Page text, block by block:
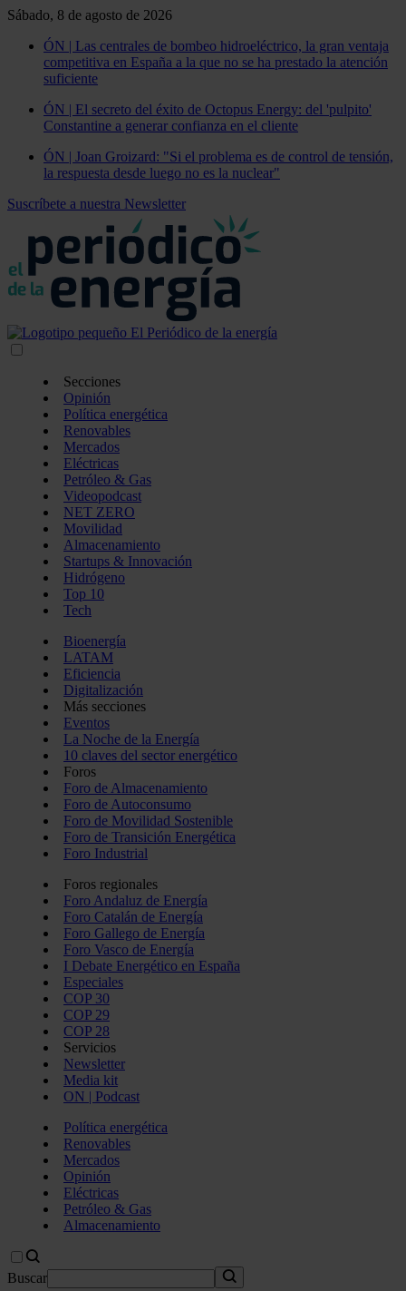
Sábado, 8 de agosto de 2026
ÓN | Las centrales de bombeo hidroeléctrico, la gran ventaja
competitiva en España a la que no se ha prestado la atención
suficiente
ÓN | El secreto del éxito de Octopus Energy: del 'pulpito'
Constantine a generar confianza en el cliente
ÓN | Joan Groizard: "Si el problema es de control de tensión,
la respuesta desde luego no es la nuclear"
Suscríbete a nuestra Newsletter
Secciones
Opinión
Política energética
Renovables
Mercados
Eléctricas
Petróleo & Gas
Videopodcast
NET ZERO
Movilidad
Almacenamiento
Startups & Innovación
Hidrógeno
Top 10
Tech
Bioenergía
LATAM
Eficiencia
Digitalización
Más secciones
Eventos
La Noche de la Energía
10 claves del sector energético
Foros
Foro de Almacenamiento
Foro de Autoconsumo
Foro de Movilidad Sostenible
Foro de Transición Energética
Foro Industrial
Foros regionales
Foro Andaluz de Energía
Foro Catalán de Energía
Foro Gallego de Energía
Foro Vasco de Energía
I Debate Energético en España
Especiales
COP 30
COP 29
COP 28
Servicios
Newsletter
Media kit
ON | Podcast
Política energética
Renovables
Mercados
Opinión
Eléctricas
Petróleo & Gas
Almacenamiento
Buscar